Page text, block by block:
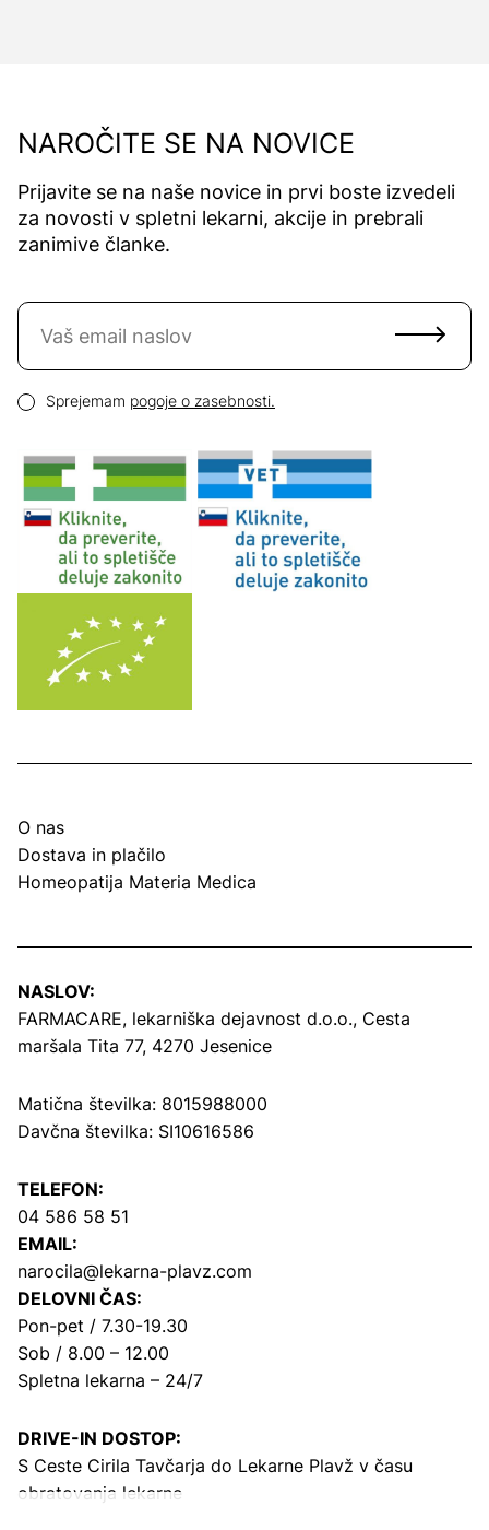
NAROČITE SE NA NOVICE
Prijavite se na naše novice in prvi boste izvedeli
za novosti v spletni lekarni, akcije in prebrali
zanimive članke.
Naročite se na novice
Pogoji zasebnosti
Sprejemam pogoje o zasebnosti.
O nas
Dostava in plačilo
Homeopatija Materia Medica
NASLOV:
FARMACARE, lekarniška dejavnost d.o.o., Cesta
maršala Tita 77, 4270 Jesenice
Matična številka: 8015988000
Davčna številka: SI10616586
TELEFON:
04 586 58 51
EMAIL:
narocila@lekarna-plavz.com
DELOVNI ČAS:
Pon-pet / 7.30-19.30
Sob / 8.00 – 12.00
Spletna lekarna – 24/7
DRIVE-IN DOSTOP:
S Ceste Cirila Tavčarja do Lekarne Plavž v času
obratovanja lekarne